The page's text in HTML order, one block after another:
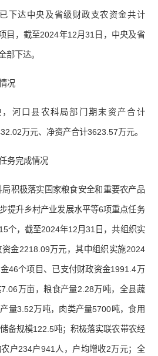
下达中央及省级财政支农资金共计
目，截至2024年12月31日，中央及省
部下达。
况
河口县农科局部门期末资产合计
万元、净资产合计3623.57万元。
务完成情况
积极落实国家粮食安全和重要农产品
提升乡村产业发展水平等6项重点任务
个，截至2024年12月31日，共组织实
金2218.09万元，其中组织实施2024
46个项目、已支付财政资金1991.4万
万亩，粮食产量2.28万吨，全县蔬
量3.52万吨，肉类产量5700吨，食用
备规模122.5吨；积极落实联农带农经
户234户941人，户均增收2万元；全